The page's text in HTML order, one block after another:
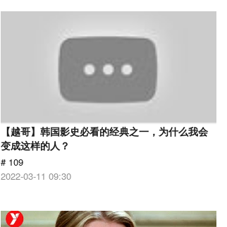
【越哥】韩国影史必看的经典之一，为什么我会
变成这样的人？
# 109
2022-03-11 09:30